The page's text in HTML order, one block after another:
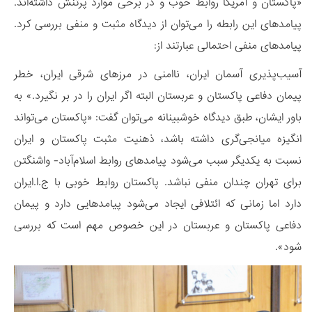
پیامدهای این رابطه را می‌توان از دیدگاه مثبت و منفی بررسی کرد.
پیامدهای منفی احتمالی عبارتند از:
آسیب‌پذیری آسمان ایران، ناامنی در مرزهای شرقی ایران، خطر
پیمان دفاعی پاکستان و عربستان البته اگر ایران را در بر نگیرد.» به
باور ایشان، طبق دیدگاه خوشبینانه می‌توان گفت: «پاکستان می‌تواند
انگیزه میانجی‌گری داشته باشد، ذهنیت مثبت پاکستان و ایران
نسبت به یکدیگر سبب می‌شود پیامدهای روابط اسلام‌آباد- واشنگتن
برای تهران چندان منفی نباشد. پاکستان روابط خوبی با ج.ا.ایران
دارد اما زمانی که ائتلافی ایجاد می‌شود پیامدهایی دارد و پیمان
دفاعی پاکستان و عربستان در این خصوص مهم است که بررسی
شود».